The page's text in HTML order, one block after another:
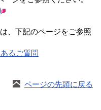
、下記のページをご参照
るご質問
ページの先頭に戻る